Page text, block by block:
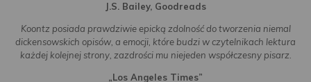
J.S. Bailey, Goodreads
Koontz posiada prawdziwie epicką zdolność do tworzenia niemal
dickensowskich opisów, a emocji, które budzi w czytelnikach lektura
każdej kolejnej strony, zazdrości mu niejeden współczesny pisarz.
„Los Angeles Times”